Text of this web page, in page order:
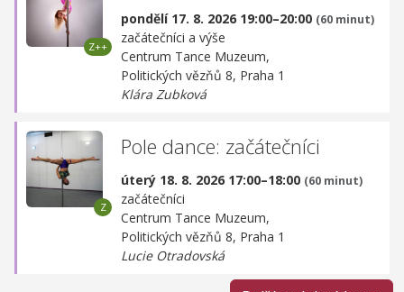
pondělí 17. 8. 2026 19:00–20:00 (60 minut)
začátečníci a výše
Centrum Tance Muzeum,
Politických vězňů 8, Praha 1
Klára Zubková
Pole dance: začátečníci
úterý 18. 8. 2026 17:00–18:00 (60 minut)
začátečníci
Centrum Tance Muzeum,
Politických vězňů 8, Praha 1
Lucie Otradovská